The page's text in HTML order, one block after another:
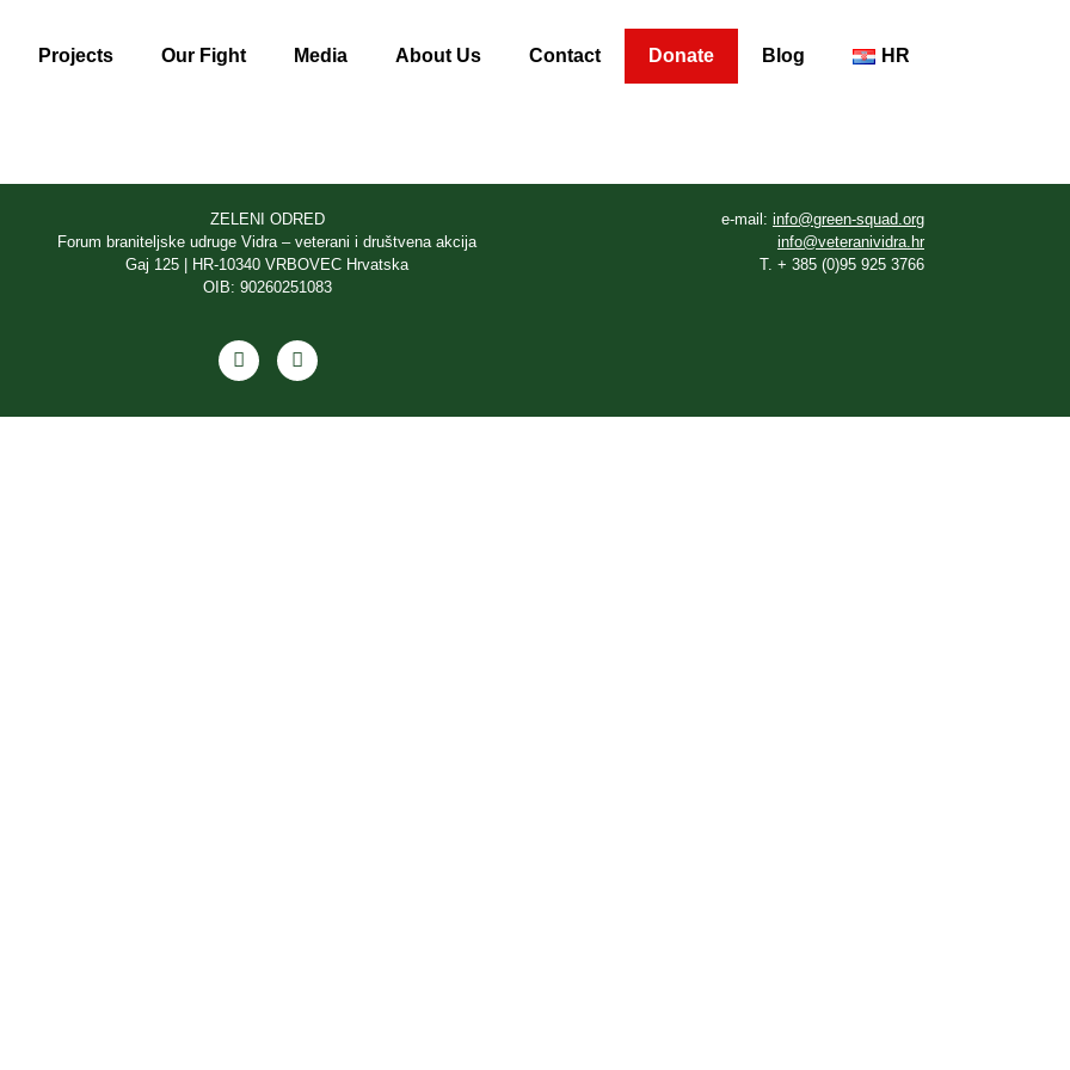
Projects Our Fight Media About Us Contact Donate Blog HR
ZELENI ODRED
Forum braniteljske udruge Vidra – veterani i društvena akcija
Gaj 125 | HR-10340 VRBOVEC Hrvatska
OIB: 90260251083
e-mail: info@green-squad.org
info@veteranividra.hr
T. + 385 (0)95 925 3766